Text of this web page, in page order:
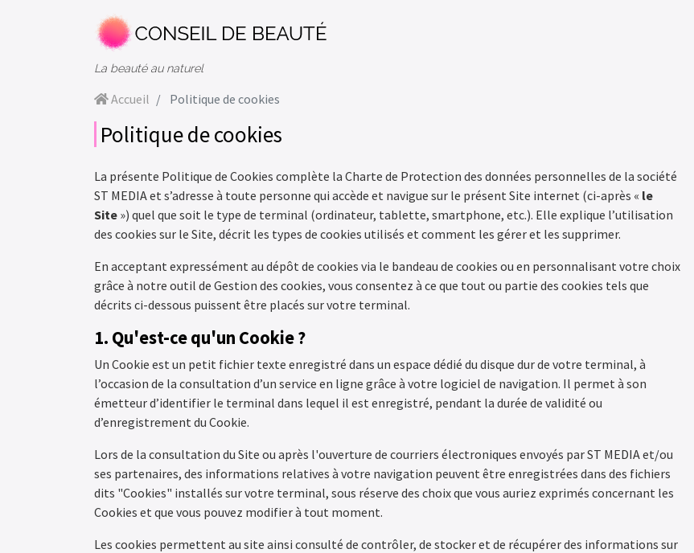
La beauté au naturel
Accueil Politique de cookies
Politique de cookies
La présente Politique de Cookies complète la Charte de Protection des données personnelles de la société
ST MEDIA et s’adresse à toute personne qui accède et navigue sur le présent Site internet (ci-après « le
Site ») quel que soit le type de terminal (ordinateur, tablette, smartphone, etc.). Elle explique l’utilisation
des cookies sur le Site, décrit les types de cookies utilisés et comment les gérer et les supprimer.
En acceptant expressément au dépôt de cookies via le bandeau de cookies ou en personnalisant votre choix
grâce à notre outil de Gestion des cookies, vous consentez à ce que tout ou partie des cookies tels que
décrits ci-dessous puissent être placés sur votre terminal.
1. Qu'est-ce qu'un Cookie ?
Un Cookie est un petit fichier texte enregistré dans un espace dédié du disque dur de votre terminal, à
l’occasion de la consultation d’un service en ligne grâce à votre logiciel de navigation. Il permet à son
émetteur d’identifier le terminal dans lequel il est enregistré, pendant la durée de validité ou
d’enregistrement du Cookie.
Lors de la consultation du Site ou après l'ouverture de courriers électroniques envoyés par ST MEDIA et/ou
ses partenaires, des informations relatives à votre navigation peuvent être enregistrées dans des fichiers
dits "Cookies" installés sur votre terminal, sous réserve des choix que vous auriez exprimés concernant les
Cookies et que vous pouvez modifier à tout moment.
Les cookies permettent au site ainsi consulté de contrôler, de stocker et de récupérer des informations sur